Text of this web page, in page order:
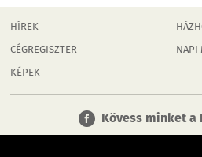
HÍREK
CÉGREGISZTER
KÉPEK
NAPI
Kövess minket a